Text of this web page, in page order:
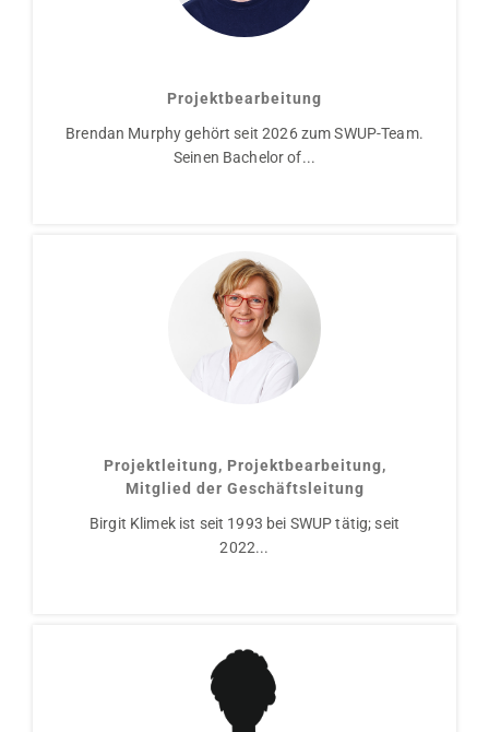
Projektbearbeitung
Brendan Murphy gehört seit 2026 zum SWUP-Team.
Seinen Bachelor of...
Projektleitung, Projektbearbeitung,
Mitglied der Geschäftsleitung
Birgit Klimek ist seit 1993 bei SWUP tätig; seit
2022...